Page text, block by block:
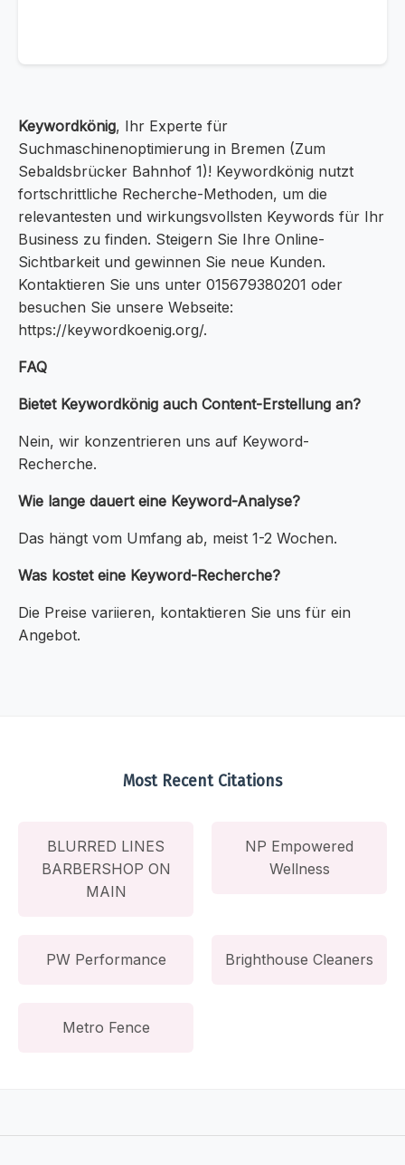
Keywordkönig, Ihr Experte für
Suchmaschinenoptimierung in Bremen (Zum
Sebaldsbrücker Bahnhof 1)! Keywordkönig nutzt
fortschrittliche Recherche-Methoden, um die
relevantesten und wirkungsvollsten Keywords für Ihr
Business zu finden. Steigern Sie Ihre Online-
Sichtbarkeit und gewinnen Sie neue Kunden.
Kontaktieren Sie uns unter 015679380201 oder
besuchen Sie unsere Webseite:
https://keywordkoenig.org/.
FAQ
Bietet Keywordkönig auch Content-Erstellung an?
Nein, wir konzentrieren uns auf Keyword-
Recherche.
Wie lange dauert eine Keyword-Analyse?
Das hängt vom Umfang ab, meist 1-2 Wochen.
Was kostet eine Keyword-Recherche?
Die Preise variieren, kontaktieren Sie uns für ein
Angebot.
Most Recent Citations
BLURRED LINES
BARBERSHOP ON
MAIN
NP Empowered
Wellness
PW Performance Brighthouse Cleaners
Metro Fence